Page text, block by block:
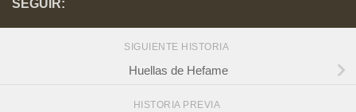
SEGUIR:
SIGUIENTE HISTORIA
Huellas de Hefame
HISTORIA PREVIA